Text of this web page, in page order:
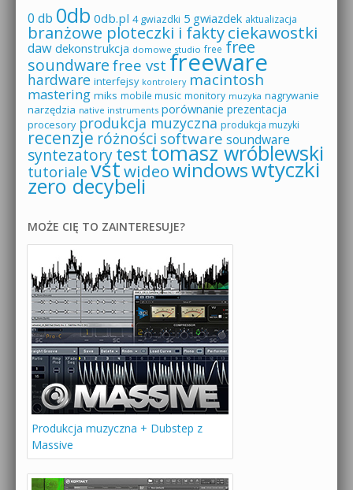
0 db 0db 0db.pl 4 gwiazdki 5 gwiazdek aktualizacja
branżowe ploteczki i faktyciekawostki
daw dekonstrukcja domowe studio free free
soundware free vst freeware
hardware interfejsy kontrolery macintosh
mastering miks mobile music monitory muzyka nagrywanie
narzędzia native instruments porównanie prezentacja
procesory produkcja muzyczna produkcja muzyki
recenzje różności software soundware
syntezatorytesttomasz wróblewski
tutoriale vstwideowindowswtyczki
zero decybeli
MOŻE CIĘ TO ZAINTERESUJE?
Produkcja muzyczna + Dubstep z
Massive